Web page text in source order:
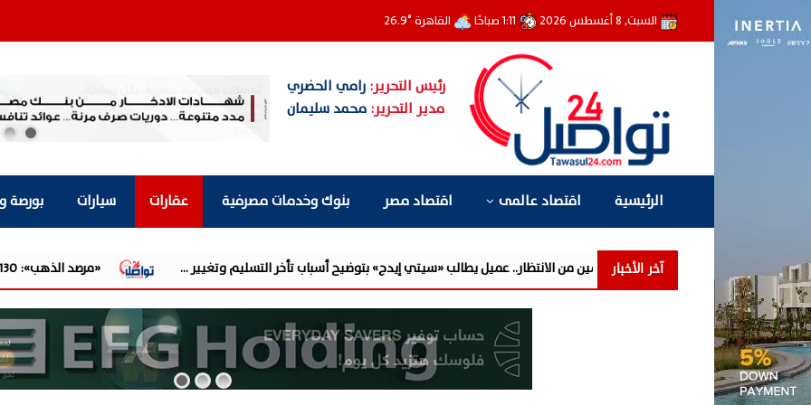
السبت, 8 أغسطس 2026 القاهرة°
26.9
رئيس التحرير:رامي الحضري
مدير التحرير: محمد سليمان
الرئيسية اقتصاد عالمى اقتصاد مصر بنوك وخدمات مصرفية عقارات سيارات بورصة
آخر الأخبار
إلى عامين من الانتظار.. عميل يطالب «سيتي إيدج» بتوضيح أسباب تأخر التسليم وتغيير ... «مرصد الذهب»: 130 جنيهًا قفزة في أسعار الذهب.. وبيانات الوظائف الأمريكية الضعيفة تدفع الأوقية لأقوى ...